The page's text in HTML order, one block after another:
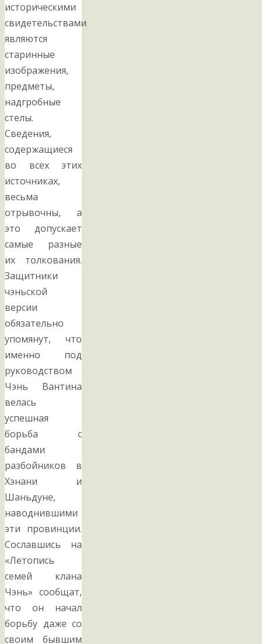
историческими
свидетельствами
являются
старинные
изображения,
предметы,
надгробные
стелы.
Сведения,
содержащиеся
во всех этих
источниках,
весьма
отрывочны, а
это допускает
самые разные
их толкования.
Защитники
чэньской
версии
обязательно
упомянут, что
именно под
руководством
Чэнь Вантина
велась
успешная
борьба с
бандами
разбойников в
Хэнани и
Шаньдуне,
наводнившими
эти провинции.
Сославшись на
«Летопись
семей клана
Чэнь» сообщат,
что он начал
борьбу даже со
своим бывшим